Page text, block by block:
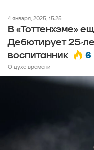
4 января, 2025, 15:25
В «Тоттенхэме»
Дебютирует 25-
воспитанник
6
О духе времени